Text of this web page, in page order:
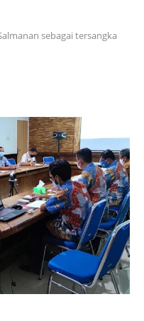
sebagai tersangka